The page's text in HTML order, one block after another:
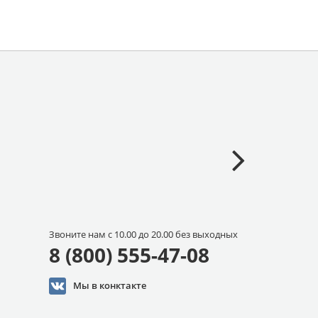
Звоните нам с 10.00 до 20.00 без выходных
8 (800) 555-47-08
Мы в конктакте